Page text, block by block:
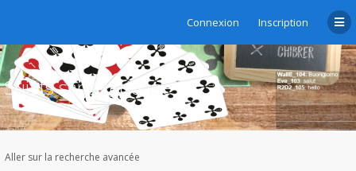
Connexion Inscription
Sujets sans réponse
Aller sur la recherche avancée